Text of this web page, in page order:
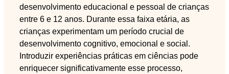
desenvolvimento educacional e pessoal de crianças
entre 6 e 12 anos. Durante essa faixa etária, as
crianças experimentam um período crucial de
desenvolvimento cognitivo, emocional e social.
Introduzir experiências práticas em ciências pode
enriquecer significativamente esse processo,